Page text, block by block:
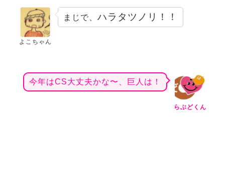
よこちゃん
まじで、 ハラタツノリ！！
らぶどくん
今年はCS大丈夫かな〜、巨人は！